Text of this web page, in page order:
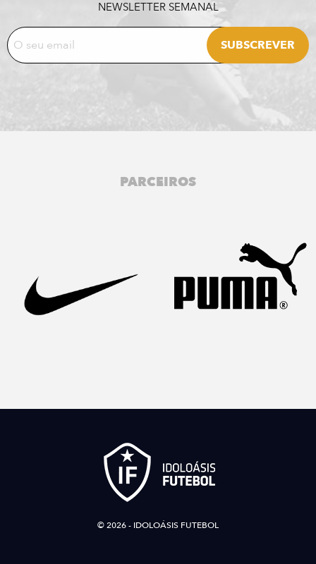
NEWSLETTER SEMANAL
PARCEIROS
© 2026 - IDOLOÁSIS FUTEBOL